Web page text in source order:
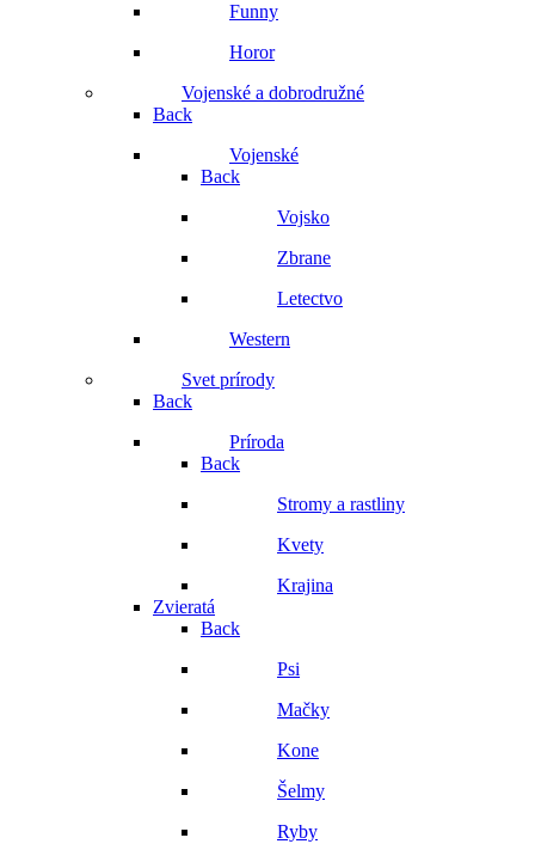
Funny
Horor
Vojenské a dobrodružné
Back
Vojenské
Back
Vojsko
Zbrane
Letectvo
Western
Svet prírody
Back
Príroda
Back
Stromy a rastliny
Kvety
Krajina
Zvieratá
Back
Psi
Mačky
Kone
Šelmy
Ryby